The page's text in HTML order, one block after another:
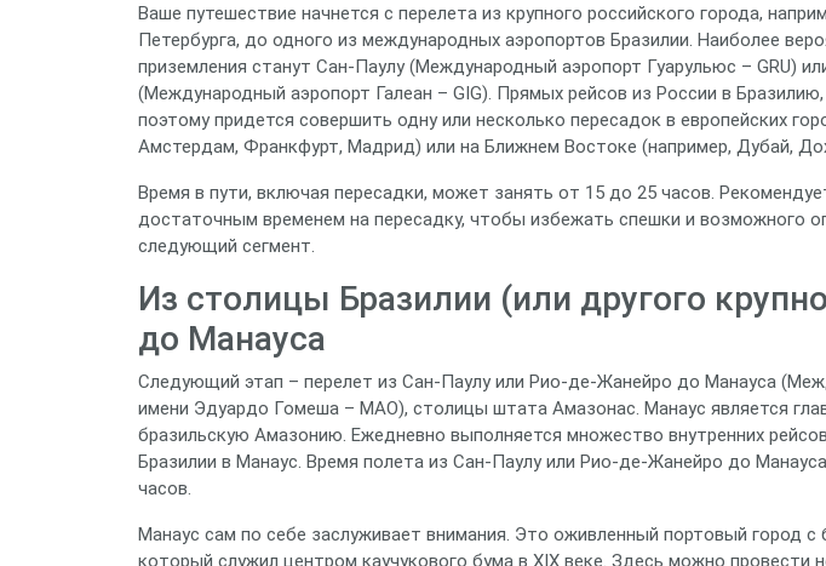
Ваше путешествие начнется с перелета из крупного российского города,
Петербурга, до одного из международных аэропортов Бразилии. Наиболее
приземления станут Сан-Паулу (Международный аэропорт Гуарульюс – GRU)
(Международный аэропорт Галеан – GIG). Прямых рейсов из России в Бразилию,
поэтому придется совершить одну или несколько пересадок в европейских
Амстердам, Франкфурт, Мадрид) или на Ближнем Востоке (например, Дубай,
Время в пути, включая пересадки, может занять от 15 до 25 часов.
достаточным временем на пересадку, чтобы избежать спешки и возможного
следующий сегмент.
Из столицы Бразилии (или другого
до Манауса
Следующий этап – перелет из Сан-Паулу или Рио-де-Жанейро до Манауса
имени Эдуардо Гомеша – MAO), столицы штата Амазонас. Манаус является
бразильскую Амазонию. Ежедневно выполняется множество внутренних
Бразилии в Манаус. Время полета из Сан-Паулу или Рио-де-Жанейро до
часов.
Манаус сам по себе заслуживает внимания. Это оживленный портовый город с
который служил центром каучукового бума в XIX веке. Здесь можно провести